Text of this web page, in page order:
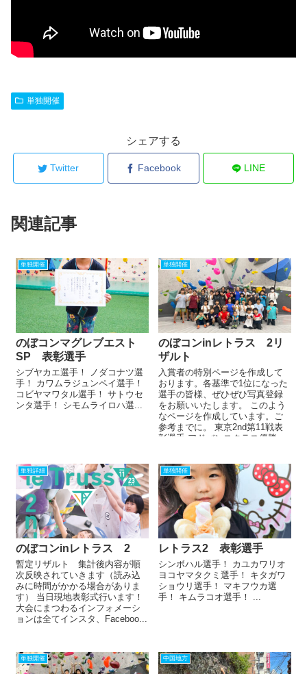
単独開催
シェアする
Twitter Facebook LINE
関連記事
単独開催
のぼコンマグレブエスト
SP 表彰選手
シブヤカエ選手！ ノダコナツ選
手！ カワムラジュンペイ選手！
コビヤマワタル選手！ サトウセ
ンタ選手！ シモムライロハ選...
単独開催
のぼコンinレトラス 2リ
ザルト
入賞者の特別ページを作成して
おります。各基準で1位になった
選手の皆様、ぜひぜひ写真登録
をお願いいたします。 このよう
なページを作成しています。ご
参考までに。 東京2nd第11戦表
彰選手 アドバンスクラス優勝、
単独詳細
のぼコンinレトラス 2
暫定リザルト 集計後内容が順
次反映されていきます（読み込
みに時間がかかる場合がありま
す） 当日現地表彰式行います！
大会にまつわるインフォメーシ
ョンは全てインスタ、Faceboo...
単独開催
レトラス2 表彰選手
シンボハル選手！ カユカワリオ
ヨコヤマタクミ選手！ キタガワ
ショウリ選手！ マキフウカ選
手！ キムラコオ選手！ ...
単独開催 中国地方